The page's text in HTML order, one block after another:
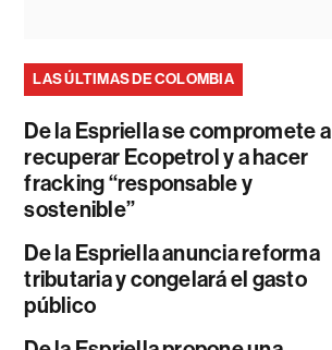
LAS ÚLTIMAS DE COLOMBIA
De la Espriella se compromete a
recuperar Ecopetrol y a hacer
fracking “responsable y
sostenible”
De la Espriella anuncia reforma
tributaria y congelará el gasto
público